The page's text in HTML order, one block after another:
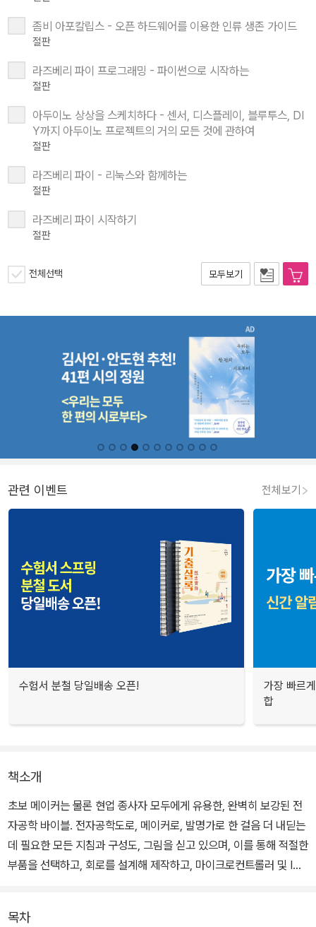
좀비 아포칼립스 - 오픈 하드웨어를 이용한 인류 생존 가이드
절판
라즈베리 파이 프로그래밍 - 파이썬으로 시작하는
절판
아두이노 상상을 스케치하다 - 센서, 디스플레이, 블루투스, DI
Y까지 아두이노 프로젝트의 거의 모든 것에 관하여
절판
라즈베리 파이 - 리눅스와 함께하는
절판
라즈베리 파이 시작하기
절판
전체선택 모두보기
관련 이벤트 전체보기
수험서 분철 당일배송 오픈!
가장 빠르
합
책소개
초보 메이커는 물론 현업 종사자 모두에게 유용한, 완벽히 보강된 전
자공학 바이블. 전자공학도로, 메이커로, 발명가로 한 걸음 더 내딛는
데 필요한 모든 지침과 구성도, 그림을 싣고 있으며, 이를 통해 적절한
부품을 선택하고, 회로를 설계해 제작하고, 마이크로컨트롤러 및 IC
목차